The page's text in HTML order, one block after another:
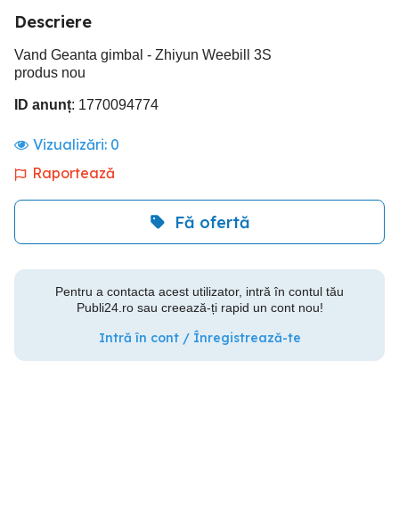
Descriere
Vand Geanta gimbal - Zhiyun Weebill 3S
produs nou
ID anunț: 1770094774
Vizualizări: 0
Raportează
Fă ofertă
Pentru a contacta acest utilizator, intră în contul tău
Publi24.ro sau creează-ți rapid un cont nou!
Intră în cont / Înregistrează-te